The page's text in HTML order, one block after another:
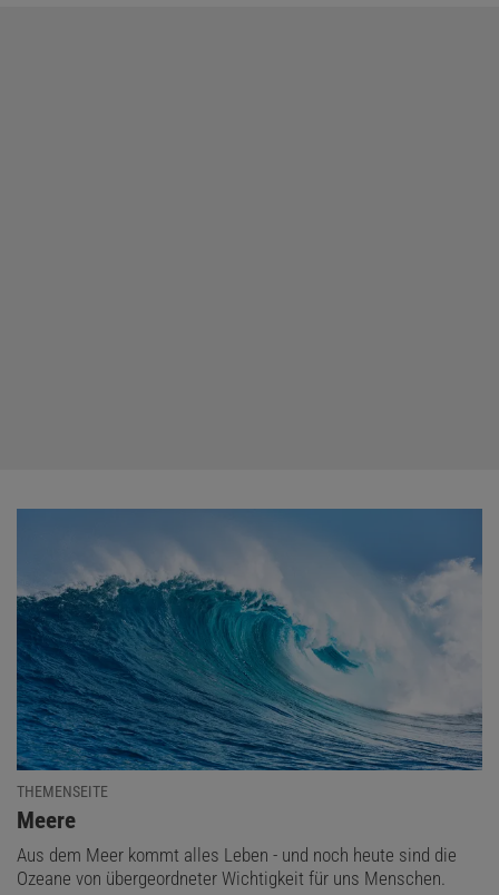
THEMENSEITE
:
Meere
Aus dem Meer kommt alles Leben - und noch heute sind die
Ozeane von übergeordneter Wichtigkeit für uns Menschen.